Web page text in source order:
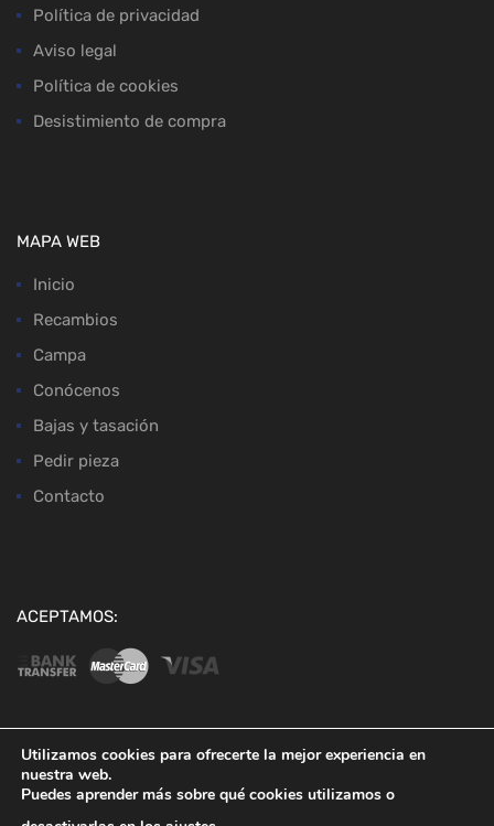
Política de privacidad
Aviso legal
Política de cookies
Desistimiento de compra
MAPA WEB
Inicio
Recambios
Campa
Conócenos
Bajas y tasación
Pedir pieza
Contacto
ACEPTAMOS:
Utilizamos cookies para ofrecerte la mejor experiencia en
nuestra web.
Puedes aprender más sobre qué cookies utilizamos o